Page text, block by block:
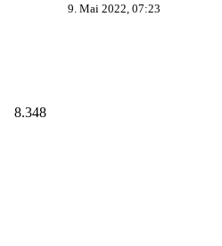
9. Mai 2022, 07:23
8.348